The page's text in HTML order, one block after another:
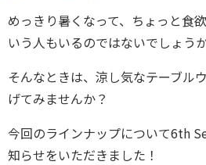
めっきり暑くなって、ちょっと食
いう人もいるのではないでしょうか
そんなときは、涼し気なテーブル
げてみませんか？
今回のラインナップについて6th
知らせをいただきました！